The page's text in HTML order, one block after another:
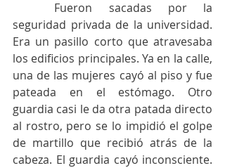
seguridad privada de la universidad.
Era un pasillo corto que atravesaba
los edificios principales. Ya en la calle,
una de las mujeres cayó al piso y fue
pateada en el estómago. Otro
guardia casi le da otra patada directo
al rostro, pero se lo impidió el golpe
de martillo que recibió atrás de la
cabeza. El guardia cayó inconsciente.